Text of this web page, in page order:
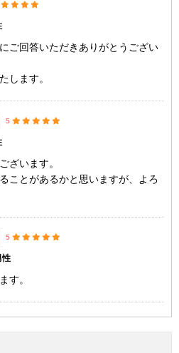
ご回答いただきありがとうござい
します。
5
ざいます。
ことがあるかと思いますが、よろ
5
性
す。